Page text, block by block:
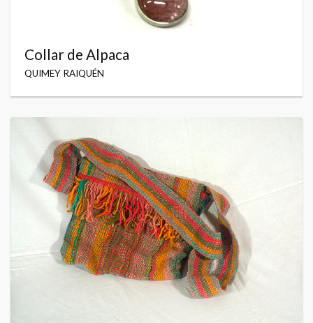
Collar de Alpaca
QUIMEY RAIQUÉN